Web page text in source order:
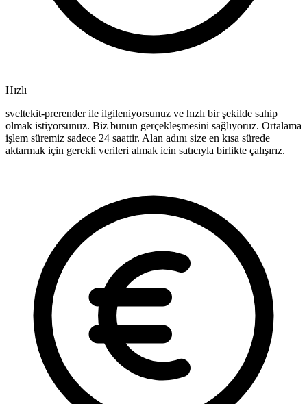
Hızlı
sveltekit-prerender ile ilgileniyorsunuz ve hızlı bir şekilde sahip
olmak istiyorsunuz. Biz bunun gerçekleşmesini sağlıyoruz. Ortalama
işlem süremiz sadece 24 saattir. Alan adını size en kısa sürede
aktarmak için gerekli verileri almak icin satıcıyla birlikte çalışırız.